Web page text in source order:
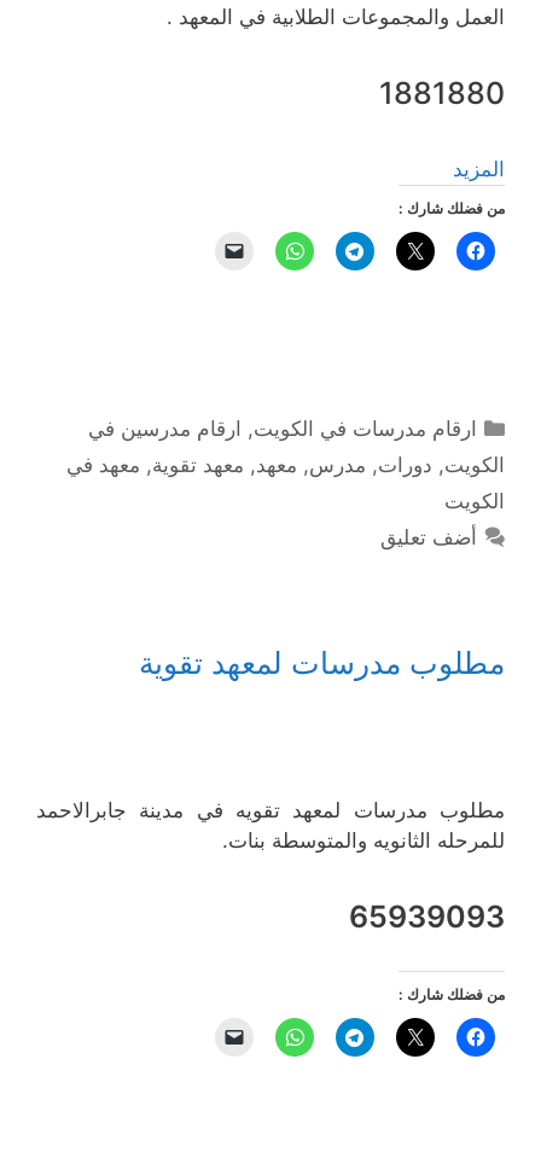
العمل والمجموعات الطلابية في المعهد .
1881880
المزيد
من فضلك شارك :
التصنيفات
ارقام مدرسات في الكويت, ارقام مدرسين في
الكويت, دورات, مدرس, معهد, معهد تقوية, معهد في
الكويت
أضف تعليق
مطلوب مدرسات لمعهد تقوية
مطلوب مدرسات لمعهد تقويه في مدينة جابرالاحمد
للمرحله الثانويه والمتوسطة بنات.
65939093
من فضلك شارك :